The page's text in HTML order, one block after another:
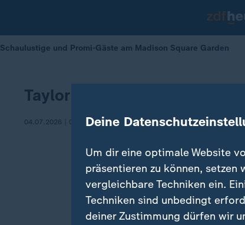
Schaulustige und Promi-Gäste am Madison Square Garden
Taylor Swift: Mega-Hochzeit
04.07.2026 | 04:31 Deine
Um dir eine optimale Website
präsentieren zu können, setzen
vergleichbare Techniken ein.
Techniken sind unbedingt
deiner Zustimmung dürfen wir